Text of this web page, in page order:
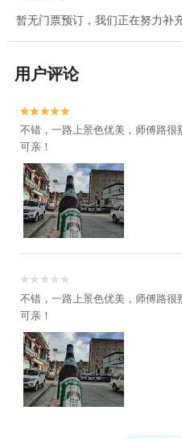
暂无门票预订，我们正在努力补
用户评论


不错，一路上景色优美，师傅路
可亲！


不错，一路上景色优美，师傅路
可亲！